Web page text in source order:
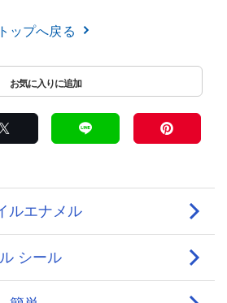
トップへ戻る